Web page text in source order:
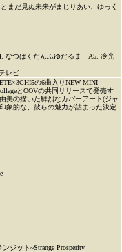
まだ見ぬ未来がまじりあい、ゆっく
つばくだんふゆだるま A5. 冷光
レビ
の6曲入りNEW MINI
とOOVの共同リリースで発売す
美の描いた鮮烈なカバーアート(ジャ
象的な、彼らの魅力が詰まった決定
ジット~Strange Prosperity